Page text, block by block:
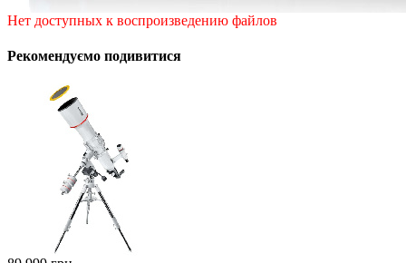
Нет доступных к воспроизведению файлов
Рекомендуємо подивитися